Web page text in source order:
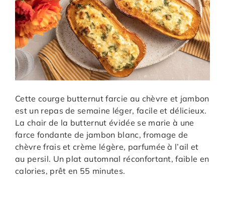
Cette courge butternut farcie au chèvre et jambon
est un repas de semaine léger, facile et délicieux.
La chair de la butternut évidée se marie à une
farce fondante de jambon blanc, fromage de
chèvre frais et crème légère, parfumée à l’ail et
au persil. Un plat automnal réconfortant, faible en
calories, prêt en 55 minutes.